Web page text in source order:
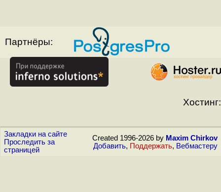
Партнёры:
Хостинг:
Закладки на сайте
Проследить за
страницей
Created 1996-2026 by Maxim Chirkov
Добавить, Поддержать, Вебмастеру